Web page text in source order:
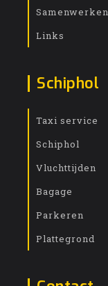
Samenwerken
Links
Schiphol
Taxi service
Schiphol
Vluchttijden
Bagage
Parkeren
Plattegrond